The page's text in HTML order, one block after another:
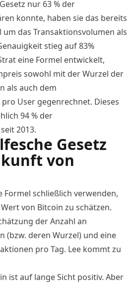
nur 63 % der
konnte, haben sie das bereits
das Transaktionsvolumen als
stieg auf 83%
eine Formel entwickelt,
sowohl mit der Wurzel der
als auch dem
User gegenrechnet. Dieses
94 % der
2013.
Gesetz
von
Formel schließlich verwenden,
von Bitcoin zu schätzen.
der Anzahl an
(bzw. deren Wurzel) und eine
pro Tag. Lee kommt zu
ist auf lange Sicht positiv. Aber